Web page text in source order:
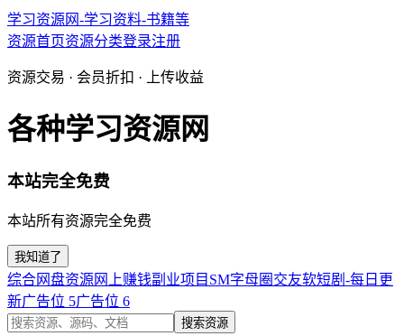
学习资源网-学习资料-书籍等
资源首页资源分类登录注册
资源交易 · 会员折扣 · 上传收益
各种学习资源网
本站完全免费
本站所有资源完全免费
我知道了
综合网盘资源 网上赚钱副业项目 SM字母圈交友软短剧-每日更
新广告位 5广告位 6
搜索资源